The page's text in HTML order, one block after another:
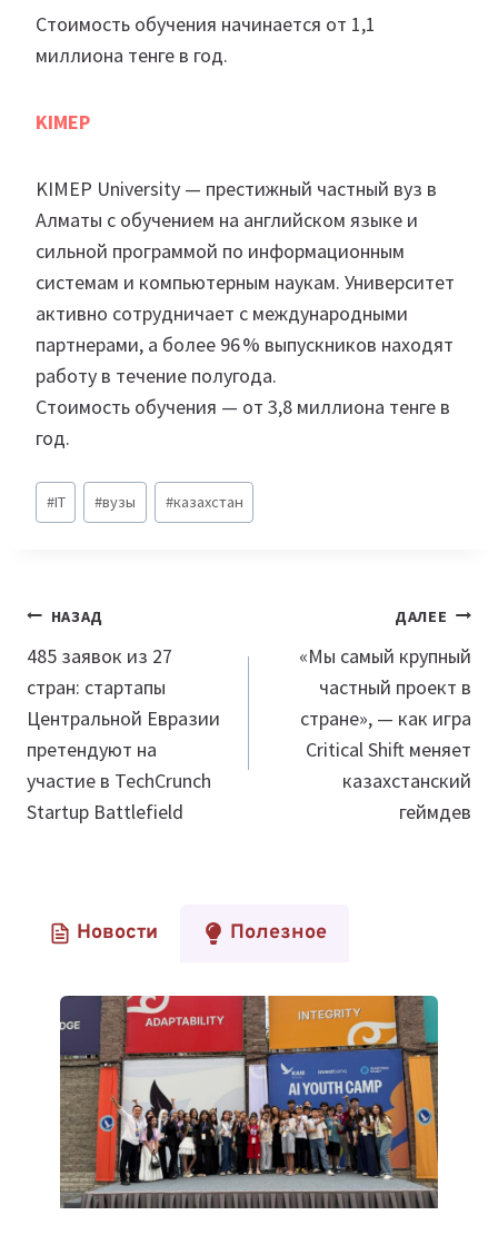
Стоимость обучения начинается от 1,1
миллиона тенге в год.
KIMEP
KIMEP University — престижный частный вуз в
Алматы с обучением на английском языке и
сильной программой по информационным
системам и компьютерным наукам. Университет
активно сотрудничает с международными
партнерами, а более 96 % выпускников находят
работу в течение полугода.
Стоимость обучения — от 3,8 миллиона тенге в
год.
Метки
записи:
#IT #вузы #казахстан
Навигация
по
записям
НАЗАД
485 заявок из 27
стран: стартапы
Центральной Евразии
претендуют на
участие в TechCrunch
Startup Battlefield
ДАЛЕЕ
«Мы самый крупный
частный проект в
стране», — как игра
Critical Shift меняет
казахстанский
геймдев
Новости Полезное